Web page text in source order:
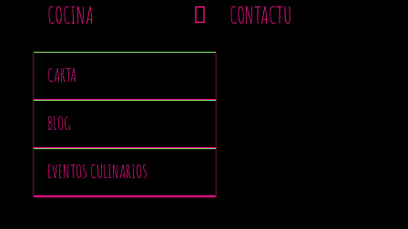
COCINA
CARTA
BLOG
EVENTOS CULINARIOS
CONTACTU